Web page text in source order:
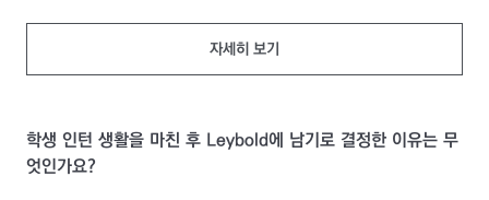
자세히 보기
학생 인턴 생활을 마친 후 Leybold에 남기로 결정한 이유는 무
엇인가요?